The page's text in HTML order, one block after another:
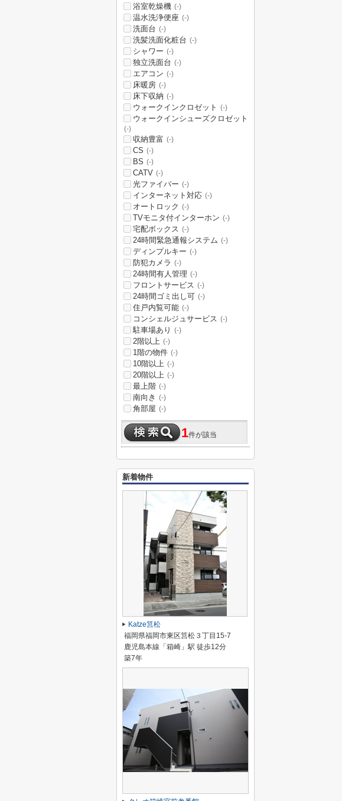
浴室乾燥機 (-)
温水洗浄便座 (-)
洗面台 (-)
洗髪洗面化粧台 (-)
シャワー (-)
独立洗面台 (-)
エアコン (-)
床暖房 (-)
床下収納 (-)
ウォークインクロゼット (-)
ウォークインシューズクロゼット
(-)
収納豊富 (-)
CS (-)
BS (-)
CATV (-)
光ファイバー (-)
インターネット対応 (-)
オートロック (-)
TVモニタ付インターホン (-)
宅配ボックス (-)
24時間緊急通報システム (-)
ディンプルキー (-)
防犯カメラ (-)
24時間有人管理 (-)
フロントサービス (-)
24時間ゴミ出し可 (-)
住戸内覧可能 (-)
コンシェルジュサービス (-)
駐車場あり (-)
2階以上 (-)
1階の物件 (-)
10階以上 (-)
20階以上 (-)
最上階 (-)
南向き (-)
角部屋 (-)
1件が該当
新着物件
Katze筥松
福岡県福岡市東区筥松３丁目15-7
鹿児島本線「箱崎」駅 徒歩12分
築7年